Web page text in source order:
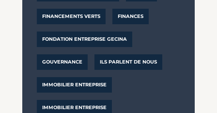
FINANCEMENTS VERTS FINANCES
FONDATION ENTREPRISE GECINA
GOUVERNANCE ILS PARLENT DE NOUS
IMMOBILIER ENTREPRISE
IMMOBILIER ENTREPRISE